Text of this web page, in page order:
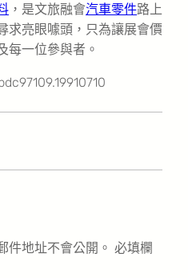
，是文旅融會汽車零件路上
求亮眼噱頭，只為讓展會價
每一位參與者。
件地址不會公開。 必填欄